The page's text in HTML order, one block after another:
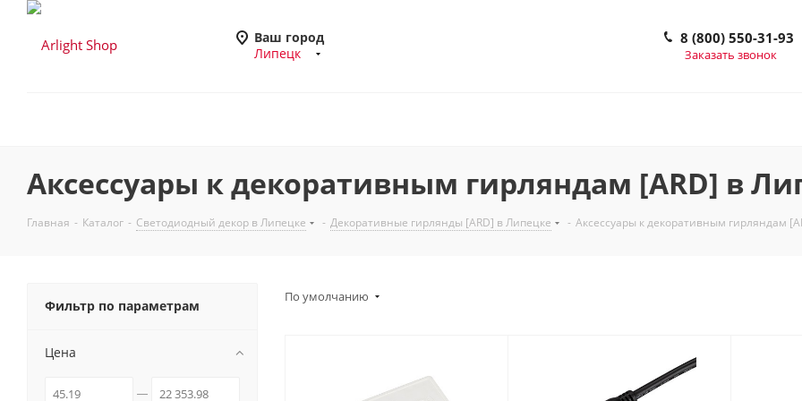
Ваш город
Липецк
8 (800) 550-31-93
Заказать звонок
Аксессуары к декоративным гирляндам [ARD] в
Главная - Каталог - Светодиодный декор в Липецке - Декоративные гирлянды [ARD] в Липецке - Аксессуары к декоративным гирляндам
По умолчанию
Фильтр по параметрам
Цена